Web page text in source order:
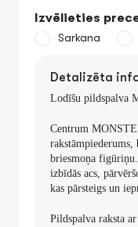
Izvēlieties
Sarkana
Detalizēta
Lodīšu pildspalva
Centrum
rakstāmpiederums,
briesmoņa figūriņu.
izbīdās acs,
kas pārsteigs un
Pildspalva raksta ar